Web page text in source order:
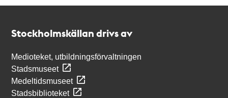
Stockholmskällan drivs av
Medioteket, utbildningsförvaltningen
Stadsmuseet
Medeltidsmuseet
Stadsbiblioteket